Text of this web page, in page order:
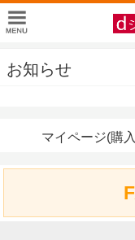
お知らせ
マイページ(購